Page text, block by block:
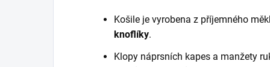
Košile je vyrobena z příjemného
knoflíky.
Klopy náprsních kapes a manžety